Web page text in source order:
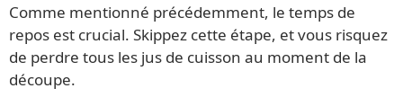
Comme mentionné précédemment, le temps de
repos est crucial. Skippez cette étape, et vous risquez
de perdre tous les jus de cuisson au moment de la
découpe.